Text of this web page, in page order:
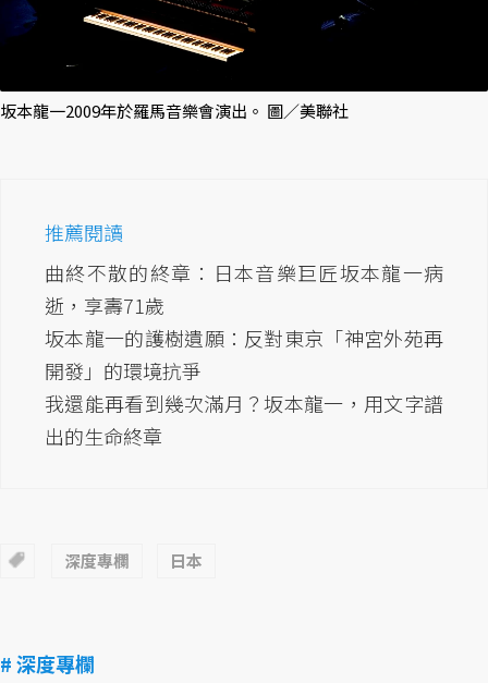
坂本龍一2009年於羅馬音樂會演出。 圖／美聯社
推薦閱讀
曲終不散的終章：日本音樂巨匠坂本龍一病
逝，享壽71歲
坂本龍一的護樹遺願：反對東京「神宮外苑再
開發」的環境抗爭
我還能再看到幾次滿月？坂本龍一，用文字譜
出的生命終章
深度專欄 日本
# 深度專欄